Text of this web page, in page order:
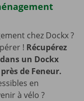
chez Dockx ?
! Récupérez
un Dockx
de Feneur.
en
à vélo ?